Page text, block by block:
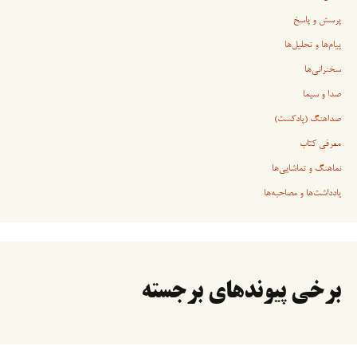
پرسش و پاسخ
پیام‌ها و تحلیل‌ها
سخنرانی‏‏‌ها
صدا و سیما
صداهنگ (پادکست)
معرفی کتاب
نماهنگ و تماشایی‌ها
یادداشت‌ها و مصاحبه‌ها
برخی پیوندهای برجسته